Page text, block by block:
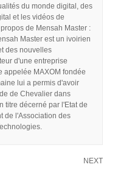
du monde digital, des
et les vidéos de
de Mensah Master :
Master est un ivoirien
des nouvelles
d'une entreprise
appelée MAXOM fondée
lui a permis d'avoir
de Chevalier dans
titre décerné par l'Etat de
de l'Association des
NEXT